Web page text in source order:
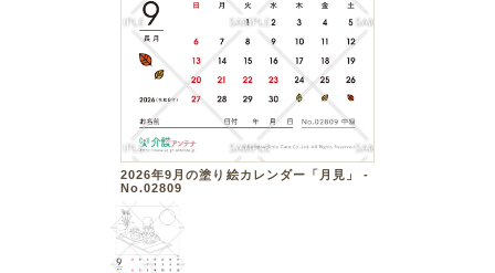
2026年9月の塗り絵カレンダー「月見」 -
No.02809